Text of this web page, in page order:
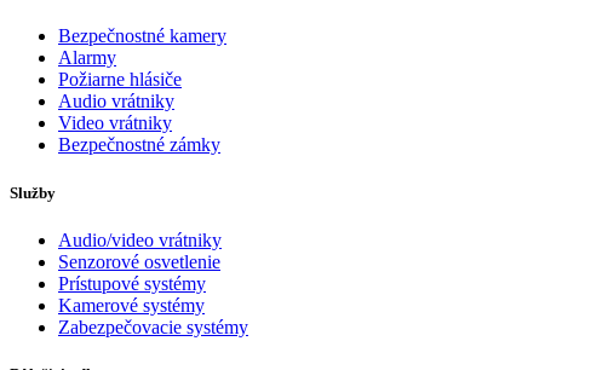
Bezpečnostné kamery
Alarmy
Požiarne hlásiče
Audio vrátniky
Video vrátniky
Bezpečnostné zámky
Služby
Audio/video vrátniky
Senzorové osvetlenie
Prístupové systémy
Kamerové systémy
Zabezpečovacie systémy